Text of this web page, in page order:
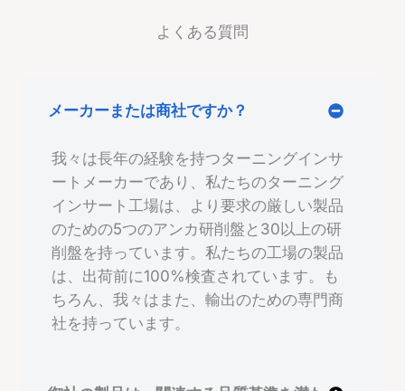
よくある質問
メーカーまたは商社ですか？
我々は長年の経験を持つターニングインサ
ートメーカーであり、私たちのターニング
インサート工場は、より要求の厳しい製品
のための5つのアンカ研削盤と30以上の研
削盤を持っています。私たちの工場の製品
は、出荷前に100%検査されています。も
ちろん、我々はまた、輸出のための専門商
社を持っています。